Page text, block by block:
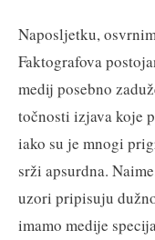
Naposljetku,
Faktografova
medij posebno
točnosti izjava koje
iako su je mnogi
srži apsurdna.
uzori pripisuju
imamo medije